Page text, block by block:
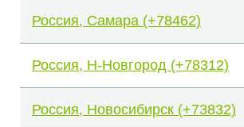
Россия, Самара (+78462)
Россия, Н-Новгород (+78312)
Россия, Новосибирск (+73832)